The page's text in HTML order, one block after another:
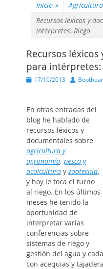
Inicio »
Recursos léxicos y
intérpretes: Riego
Recursos
para intérpretes:
Publicado
17/10/2013 Autor
En otras entradas del
blog he hablado de
recursos léxicos y
documentales sobre
agricultura y
agronomía, pesca y
acuicultura yzootecnia,
y hoy le toca el turno
al riego. En los últimos
meses he tenido la
oportunidad de
interpretar varias
conferencias sobre
sistemas de riego y
gestión del agua y
con acequias y